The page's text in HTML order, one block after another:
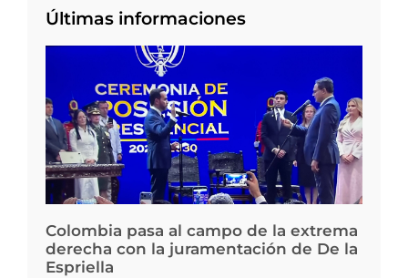
Últimas informaciones
Colombia pasa al campo de la extrema
derecha con la juramentación de De la
Espriella